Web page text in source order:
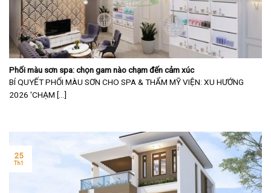
Phối màu sơn spa: chọn gam nào chạm đến cảm xúc
BÍ QUYẾT PHỐI MÀU SƠN CHO SPA & THẨM MỸ VIỆN: XU HƯỚNG
2026 'CHẠM [...]
25
Th1